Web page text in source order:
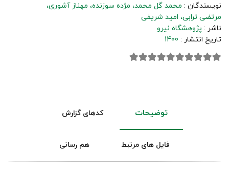
نویسندگان : محمد گل محمد مژده سوزنده مهناز آشوری
مرتضی ترابی امید شریفی
ناشر : پژوهشگاه نیرو
تاریخ انتشار : 1400
توضیحات کدهای گزارش
فایل های مرتبط هم رسانی